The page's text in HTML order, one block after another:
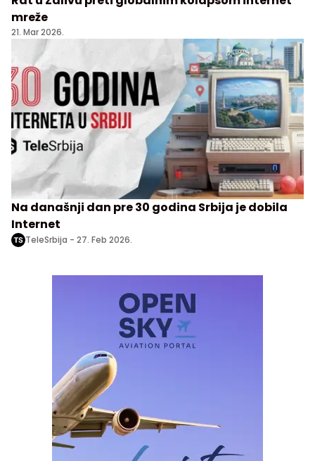
mreže
21. Mar 2026.
Na današnji dan pre 30 godina Srbija je dobila
Internet
TeleSrbija - 27. Feb 2026.